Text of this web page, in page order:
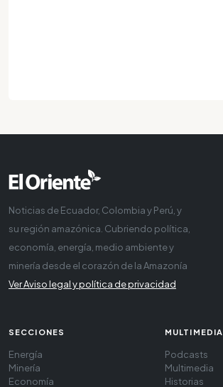
Noticias de Ecuador, Colombia y Perú, y
su región amazónica. Cubriendo política,
economía, energía, medio ambiente y
minería desde el corazón de la Amazonía
Ver Aviso legal y política de privacidad
SECCIONES
Energía
Minería
Economía
MULTIMEDIA
Podcasts
Multimedia
Historias